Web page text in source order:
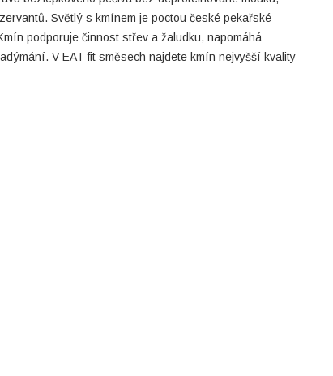
Světlý s kmínem je poctou české pekařské
podporuje činnost střev a žaludku, napomáhá
V EAT-fit směsech najdete kmín nejvyšší kvality